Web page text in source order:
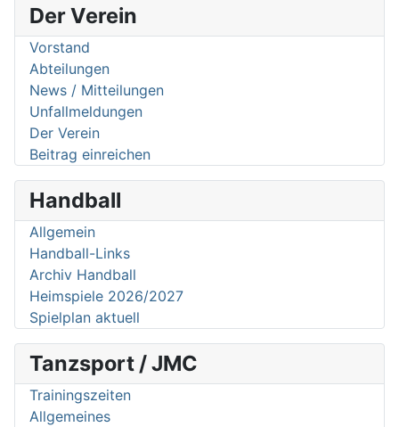
Der Verein
Vorstand
Abteilungen
News / Mitteilungen
Unfallmeldungen
Der Verein
Beitrag einreichen
Handball
Allgemein
Handball-Links
Archiv Handball
Heimspiele 2026/2027
Spielplan aktuell
Tanzsport / JMC
Trainingszeiten
Allgemeines